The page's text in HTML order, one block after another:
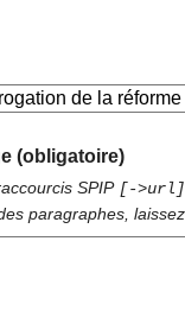
(obligatoire)
SPIP [->url]
paragraphes,